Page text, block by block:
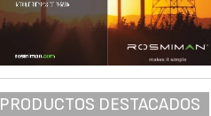
PRODUCTOS DESTACADOS